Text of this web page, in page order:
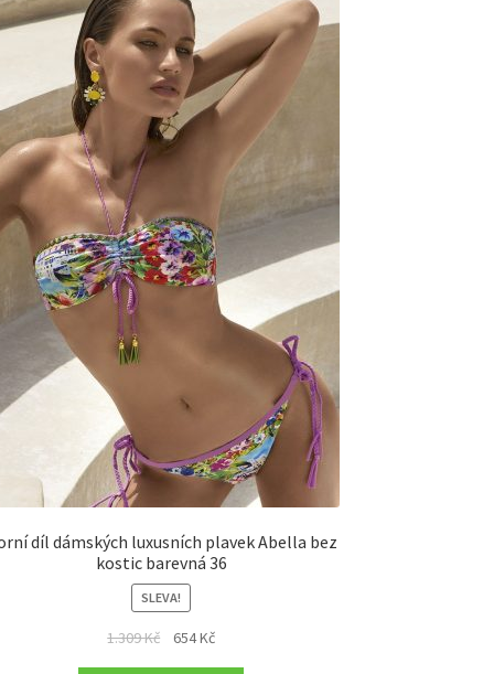
díl dámských luxusních plavek Abella bez
kostic barevná 36
SLEVA!
1.309Kč
Original
654KčCurrent